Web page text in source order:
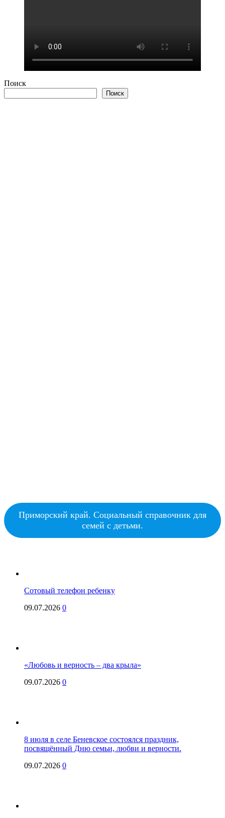
Поиск
Поиск
Приморский край. Социальный справочник для
семей с детьми.
Сотовый телефон ребенку
09.07.2026 0
«Любовь и верность – два крыла»
09.07.2026 0
8 июля в селе Беневское состоялся праздник,
посвящённый Дню семьи, любви и верности.
09.07.2026 0